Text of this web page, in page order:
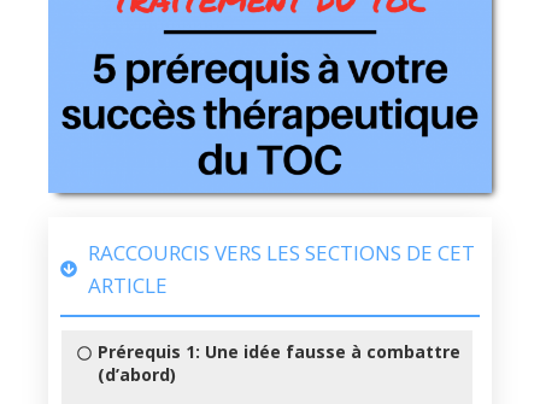
RACCOURCIS VERS LES SECTIONS DE CET
ARTICLE
Prérequis 1: Une idée fausse à combattre
(d’abord)